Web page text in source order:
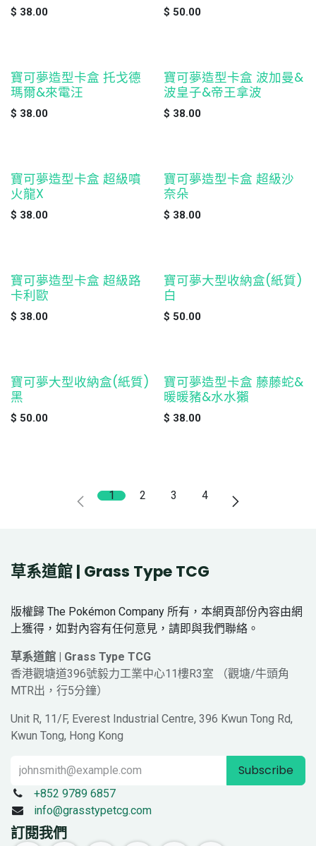
$ 38.00 $ 50.00
缺貨
寶可夢造型卡盒 托戈德
瑪爾&來電汪
$ 38.00
缺貨
寶可夢造型卡盒 波加曼&
波皇子&帝王拿波
$ 38.00
缺貨
寶可夢造型卡盒 超級噴
火龍X
$ 38.00
缺貨
寶可夢造型卡盒 超級沙
奈朵
$ 38.00
缺貨
寶可夢造型卡盒 超級路
卡利歐
$ 38.00
缺貨
寶可夢大型收納盒(紙質)
白
$ 50.00
缺貨
寶可夢大型收納盒(紙質)
黑
$ 50.00
缺貨
寶可夢造型卡盒 藤藤蛇&
暖暖豬&水水獺
$ 38.00
1 2 3 4
草系道館 | Grass Type TCG
版權歸 The Pokémon Company 所有，本網頁部份內容由網
上獲得，如對內容有任何意見，請即與我們聯絡。
草系道館 | Grass Type TCG
香港觀塘道396號毅力工業中心11樓R3室 （觀塘/牛頭角
MTR出，行5分鐘）
Unit R, 11/F, Everest Industrial Centre, 396 Kwun Tong Rd,
Kwun Tong, Hong Kong
Subscribe
+852 9789 6857
info@grasstypetcg.com
訂閱我們